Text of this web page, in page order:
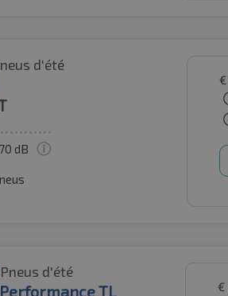
d'été
70 dB
€
Pneus d'été
TL
€